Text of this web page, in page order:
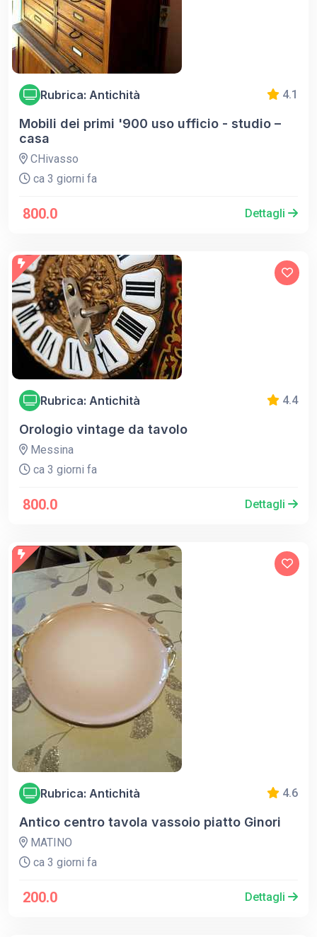
Rubrica: Antichità 4.1
Mobili dei primi '900 uso ufficio - studio –
casa
CHivasso
ca 3 giorni fa
800.0 Dettagli
Rubrica: Antichità 4.4
Orologio vintage da tavolo
Messina
ca 3 giorni fa
800.0 Dettagli
Rubrica: Antichità 4.6
Antico centro tavola vassoio piatto Ginori
MATINO
ca 3 giorni fa
200.0 Dettagli